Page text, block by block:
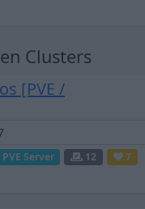
Clusters
[PVE /
Server 12
7